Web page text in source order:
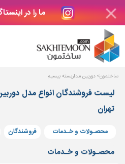
ما را در
دکوراسیون
بتن
های
بتنی
پنجره
مصالح
ساختمون دوربین مداربسته بیسیم
لیست فروشندگان انواع مدل
تهران
محصـولات و خـدمات فروشندگان
محصـولات و خـدمات